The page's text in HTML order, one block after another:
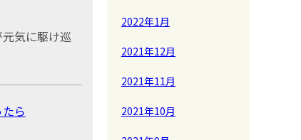
気に駆け巡
ら
2022年1月
2021年12月
2021年11月
2021年10月